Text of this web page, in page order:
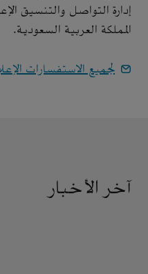
إدارة التواصل والتنسيق
المملكة العربية السعودية.
لجميع الاستفسارات
آخر الأخبار